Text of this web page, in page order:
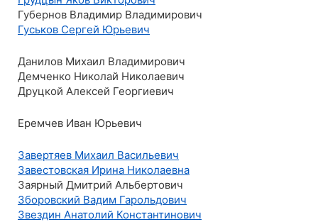
Губернов Владимир Владимирович
Гуськов Сергей Юрьевич
Данилов Михаил Владимирович
Демченко Николай Николаевич
Друцкой Алексей Георгиевич
Еремчев Иван Юрьевич
Завертяев Михаил Васильевич
Завестовская Ирина Николаевна
Заярный Дмитрий Альбертович
Зборовский Вадим Гарольдович
Звездин Анатолий Константинович